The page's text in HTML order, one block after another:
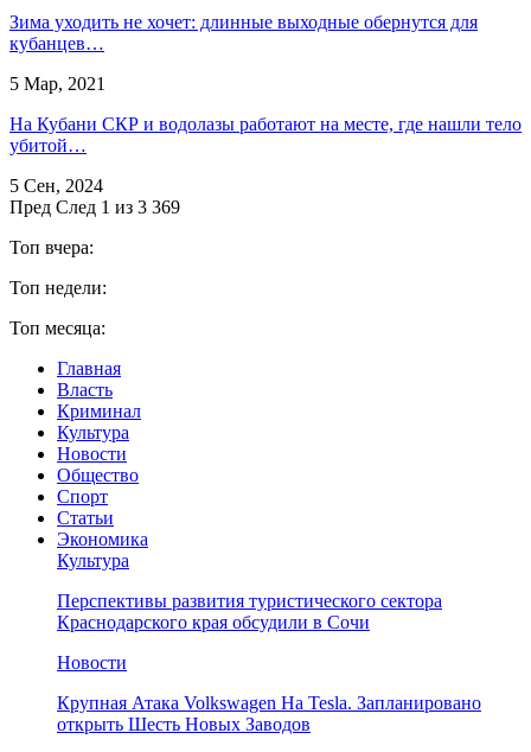
Зима уходить не хочет: длинные выходные обернутся для
кубанцев…
5 Мар, 2021
На Кубани СКР и водолазы работают на месте, где нашли тело
убитой…
5 Сен, 2024
Пред След 1 из 3 369
Топ вчера:
Топ недели:
Топ месяца:
Главная
Власть
Криминал
Культура
Новости
Общество
Спорт
Статьи
Экономика
Культура
Перспективы развития туристического сектора
Краснодарского края обсудили в Сочи
Новости
Крупная Атака Volkswagen На Tesla. Запланировано
открыть Шесть Новых Заводов